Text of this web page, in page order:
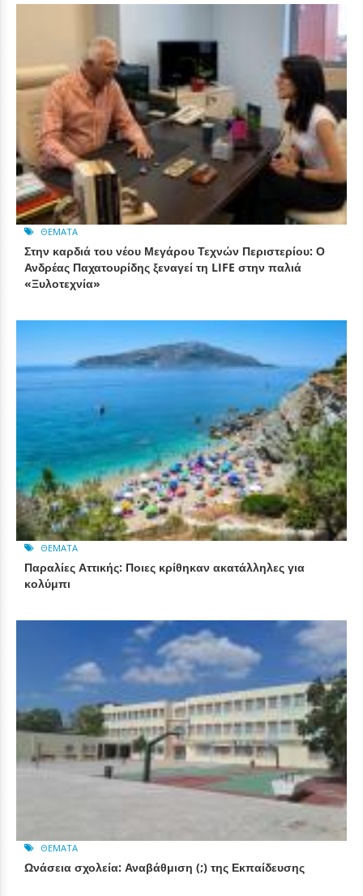
ΘΈΜΑΤΑ
Στην καρδιά του νέου Μεγάρου Τεχνών Περιστερίου: Ο
Ανδρέας Παχατουρίδης ξεναγεί τη LIFE στην παλιά
«Ξυλοτεχνία»
ΘΈΜΑΤΑ
Παραλίες Αττικής: Ποιες κρίθηκαν ακατάλληλες για
κολύμπι
ΘΈΜΑΤΑ
Ωνάσεια σχολεία: Αναβάθμιση (;) της Εκπαίδευσης